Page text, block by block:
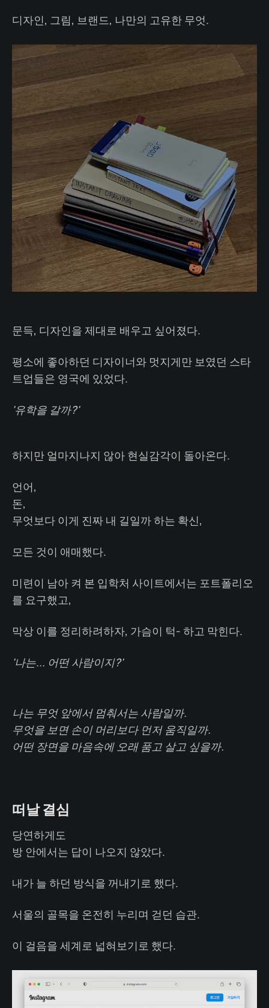
디자인, 그림, 브랜드, 나만의 고유한 무엇.
문득, 디자인을 제대로 배우고 싶어졌다.
평소에 좋아하던 디자이너와 멋지게만 보였던 스타
트업들은 영국에 있었다.
'유학을 갈까?'
하지만 얼마지나지 않아 현실감각이 돌아온다.
언어,
돈,
무엇보다 이게 진짜 내 길일까 하는 확신,
모든 것이 애매했다.
미련이 남아 켜 본 입학처 사이트에서는 포트폴리오
를 요구했고,
막상 이를 정리하려하자, 가슴이 턱- 하고 막힌다.
'나는... 어떤 사람이지?'
나는 무엇 앞에서 멈춰서는 사람일까.
무엇을 보면 손이 머리보다 먼저 움직일까.
어떤 장면을 마음속에 오래 품고 살고 싶을까.
떠날 결심
당연하게도
방 안에서는 답이 나오지 않았다.
내가 늘 하던 방식을 꺼내기로 했다.
서울의 골목을 온전히 누리며 걷던 습관.
이 걸음을 세계로 넓혀보기로 했다.